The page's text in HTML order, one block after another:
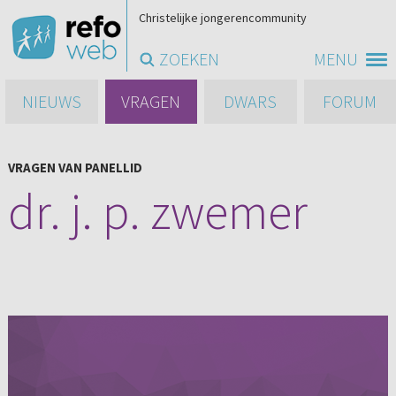
MENU
Christelijke jongerencommunity
ZOEKEN
NIEUWS
VRAGEN DWARS FORUM
VRAGEN VAN PANELLID
dr. j. p. zwemer